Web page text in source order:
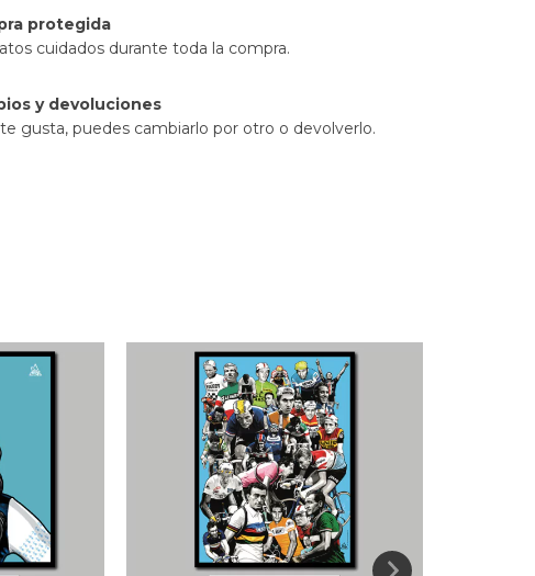
protegida
cuidados durante toda la compra.
y devoluciones
gusta, puedes cambiarlo por otro o devolverlo.